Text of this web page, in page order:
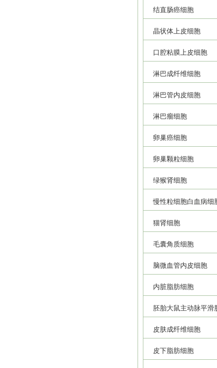
结直肠癌细胞
晶状体上皮细胞
口腔粘膜上皮细胞
淋巴成纤维细胞
淋巴管内皮细胞
淋巴瘤细胞
卵巢癌细胞
卵巢颗粒细胞
绿猴肾细胞
慢性粒细胞白血病细
猫肾细胞
毛囊角质细胞
脑微血管内皮细胞
内脏脂肪细胞
胚胎大鼠主动脉平滑
皮肤成纤维细胞
皮下脂肪细胞